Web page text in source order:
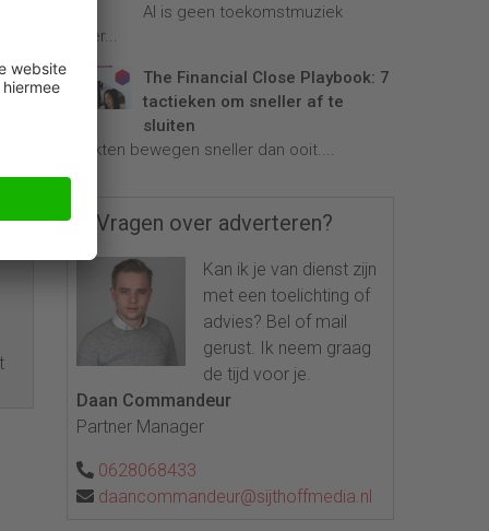
AI is geen toekomstmuziek
meer...
The Financial Close Playbook: 7
tactieken om sneller af te
sluiten
Markten bewegen sneller dan ooit....
Vragen over adverteren?
Kan ik je van dienst zijn
met een toelichting of
advies? Bel of mail
gerust. Ik neem graag
de tijd voor je.
Daan Commandeur
Partner Manager
0628068433
daancommandeur@sijthoffmedia.nl